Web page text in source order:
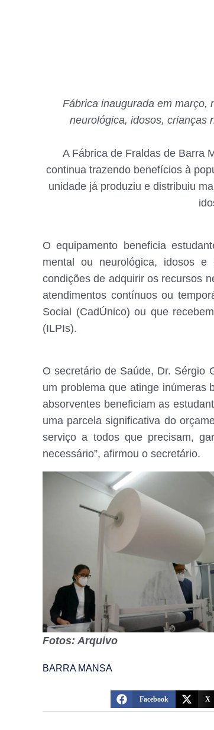
Fábrica inaugurada em março,
neurológica, idosos, crianças
A Fábrica de Fraldas de Barra
continua trazendo benefícios à
unidade já produziu e distribuiu
O equipamento beneficia
mental ou neurológica, idosos
condições de adquirir os recursos
atendimentos contínuos ou
Social (CadÚnico) ou que
(ILPIs).
O secretário de Saúde, Dr. Sérgio
um problema que atinge inúmeras
absorventes beneficiam as
uma parcela significativa do
serviço a todos que precisam,
necessário”, afirmou o secretário.
Fotos: Arquivo
BARRA MANSA
Facebook X